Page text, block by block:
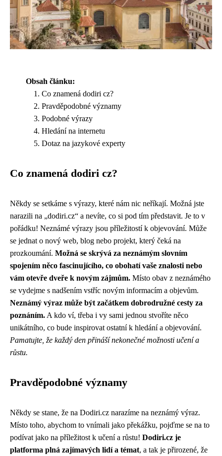
Obsah článku:
Co znamená dodiri cz?
Pravděpodobné významy
Podobné výrazy
Hledání na internetu
Dotaz na jazykové experty
Co znamená dodiri cz?
Někdy se setkáme s výrazy, které nám nic neříkají. Možná jste
narazili na „dodiri.cz“ a nevíte, co si pod tím představit. Je to v
pořádku! Neznámé výrazy jsou příležitostí k objevování. Může
se jednat o nový web, blog nebo projekt, který čeká na
prozkoumání. Možná se skrývá za neznámým slovním
spojením něco fascinujícího, co obohatí vaše znalosti nebo
vám otevře dveře k novým zájmům. Místo obav z neznámého
se vydejme s nadšením vstříc novým informacím a objevům.
Neznámý výraz může být začátkem dobrodružné cesty za
poznáním. A kdo ví, třeba i vy sami jednou stvoříte něco
unikátního, co bude inspirovat ostatní k hledání a objevování.
Pamatujte, že každý den přináší nekonečné možnosti učení a
růstu.
Pravděpodobné významy
Někdy se stane, že na Dodiri.cz narazíme na neznámý výraz.
Místo toho, abychom to vnímali jako překážku, pojďme se na to
podívat jako na příležitost k učení a růstu! Dodiri.cz je
platforma plná zajímavých lidí a témat, a tak je přirozené, že